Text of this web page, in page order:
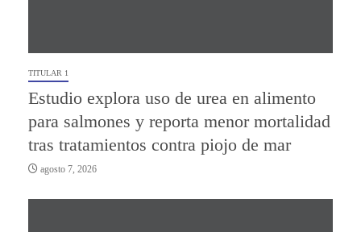
TITULAR 1
Estudio explora uso de urea en alimento
para salmones y reporta menor mortalidad
tras tratamientos contra piojo de mar
agosto 7, 2026